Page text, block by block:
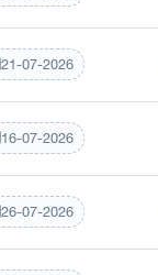
21-07-2026
16-07-2026
26-07-2026